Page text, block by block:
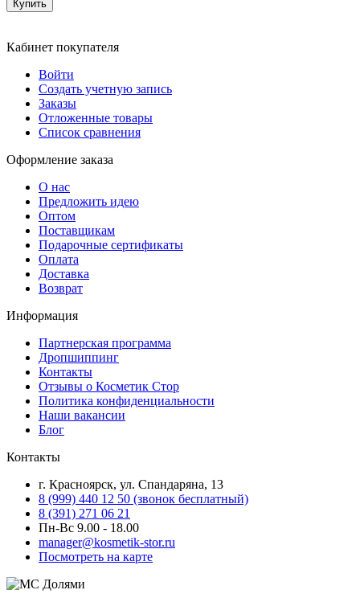
Купить
Кабинет покупателя
Войти
Создать учетную запись
Заказы
Отложенные товары
Список сравнения
Оформление заказа
О нас
Предложить идею
Оптом
Поставщикам
Подарочные сертификаты
Оплата
Доставка
Возврат
Информация
Партнерская программа
Дропшиппинг
Контакты
Отзывы о Косметик Стор
Политика конфиденциальности
Наши вакансии
Блог
Контакты
г. Красноярск, ул. Спандаряна, 13
8 (999) 440 12 50 (звонок бесплатный)
8 (391) 271 06 21
Пн-Вс 9.00 - 18.00
manager@kosmetik-stor.ru
Посмотреть на карте